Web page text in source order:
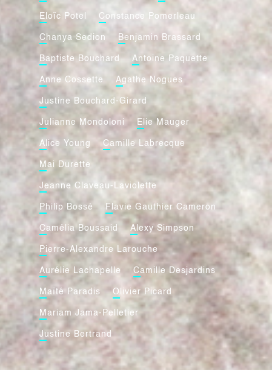
Eloïc Potel Constance Pomerleau
Chanya Sedion Benjamin Brassard
Baptiste Bouchard Antoine Paquette
Anne Cossette Agathe Nogues
Justine Bouchard-Girard
Julianne Mondoloni Elie Mauger
Alice Young Camille Labrecque
Mai Durette
Jeanne Claveau-Laviolette
Philip Bossé Flavie Gauthier Cameron
Camélia Boussaid Alexy Simpson
Pierre-Alexandre Larouche
Aurélie Lachapelle Camille Desjardins
Maïté Paradis Olivier Picard
Mariam Jama-Pelletier
Justine Bertrand